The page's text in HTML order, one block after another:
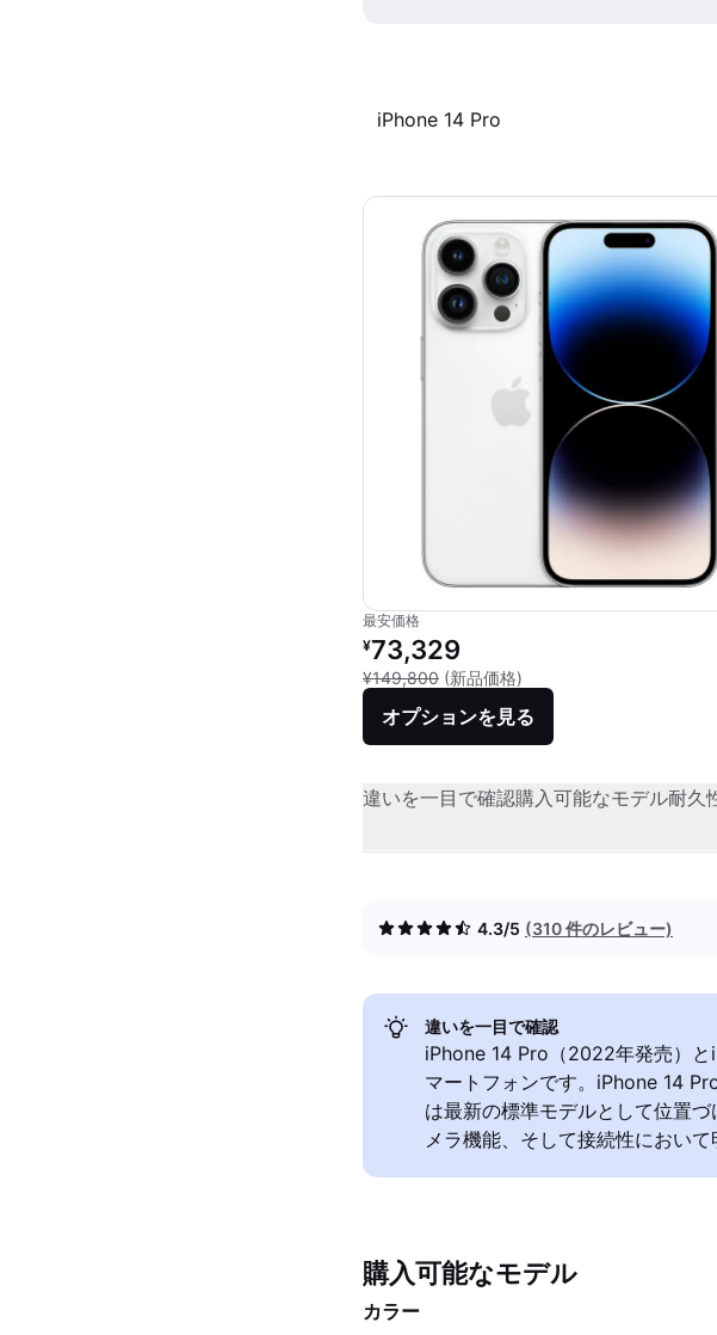
iPhone 14 Pro
最安価格
リファービッシュ品の価格：
¥73,329
¥149,800 (新品価格)
オプションを見る
違いを一目で確認購入可能なモデル耐久
4.3/5 (310 件のレビュー)
違いを一目で確認
iPhone 14 Pro（2022年発売）
マートフォンです。iPhone 14
は最新の標準モデルとして位置
メラ機能、そして接続性において
購入可能なモデル
カラー